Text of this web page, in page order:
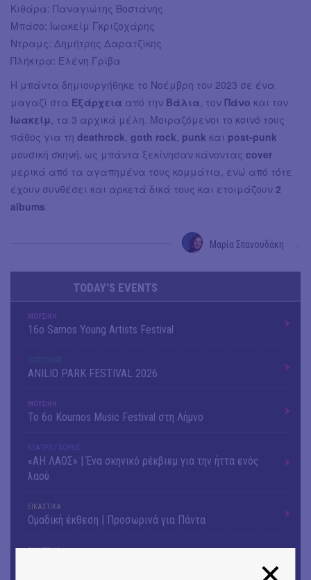
Κιθάρα: Παναγιώτης Βοστάνης
Μπάσο: Ιωακείμ Γκριζοχάρης
Ντραμς: Δημήτρης Δαρατζίκης
Πλήκτρα: Ελένη Γρίβα
Η μπάντα δημιουργήθηκε το Νοέμβρη του 2023 σε ένα
μαγαζί στα Εξάρχεια από την Βάλια, τον Πάνο και τον
Ιωακείμ, τα 3 αρχικά μέλη. Μοιραζόμενοι το κοινό τους
πάθος για τη deathrock, goth rock, punk και post-punk
μουσική σκηνή, ως μπάντα ξεκίνησαν κάνοντας cover
μερικά από τα αγαπημένα τους κομμάτια, ενώ από τότε
έχουν συνθέσει και αρκετά δικά τους και ετοιμάζουν 2
albums.
Μαρία Σπανουδάκη
TODAY'S EVENTS
ΜΟΥΣΙΚΗ
16o Samos Young Artists Festival
OUTDΟORS
ANILIO PARK FESTIVAL 2026
ΜΟΥΣΙΚΗ
Το 6ο Kournos Music Festival στη Λήμνο
ΘΕΑΤΡΟ / ΧΟΡΟΣ
«ΑΗ ΛΑΟΣ» | Ένα σκηνικό ρέκβιεμ για την ήττα ενός
λαού
ΕΙΚΑΣΤΙΚΑ
Ομαδική έκθεση | Προσωρινά για Πάντα
ΕΙΚΑΣΤΙΚΑ